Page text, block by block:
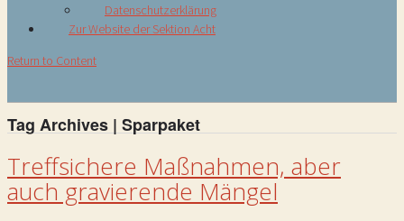
Datenschutzerklärung
Zur Website der Sektion Acht
Return to Content
Tag Archives | Sparpaket
Treffsichere Maßnahmen, aber
auch gravierende Mängel